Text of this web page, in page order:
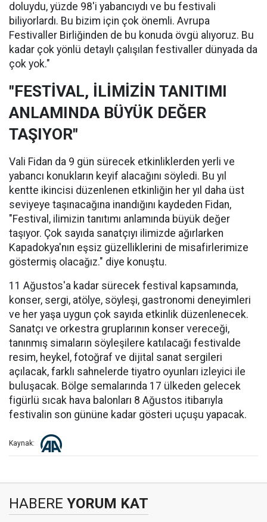
doluydu, yüzde 98'i yabancıydı ve bu festivali
biliyorlardı. Bu bizim için çok önemli. Avrupa
Festivaller Birliğinden de bu konuda övgü alıyoruz. Bu
kadar çok yönlü detaylı çalışılan festivaller dünyada da
çok yok."
"FESTİVAL, İLİMİZİN TANITIMI
ANLAMINDA BÜYÜK DEĞER
TAŞIYOR"
Vali Fidan da 9 gün sürecek etkinliklerden yerli ve
yabancı konukların keyif alacağını söyledi. Bu yıl
kentte ikincisi düzenlenen etkinliğin her yıl daha üst
seviyeye taşınacağına inandığını kaydeden Fidan,
"Festival, ilimizin tanıtımı anlamında büyük değer
taşıyor. Çok sayıda sanatçıyı ilimizde ağırlarken
Kapadokya'nın eşsiz güzelliklerini de misafirlerimize
göstermiş olacağız." diye konuştu.
11 Ağustos'a kadar sürecek festival kapsamında,
konser, sergi, atölye, söyleşi, gastronomi deneyimleri
ve her yaşa uygun çok sayıda etkinlik düzenlenecek.
Sanatçı ve orkestra gruplarının konser vereceği,
tanınmış simaların söyleşilere katılacağı festivalde
resim, heykel, fotoğraf ve dijital sanat sergileri
açılacak, farklı sahnelerde tiyatro oyunları izleyici ile
buluşacak. Bölge semalarında 17 ülkeden gelecek
figürlü sıcak hava balonları 8 Ağustos itibarıyla
festivalin son gününe kadar gösteri uçuşu yapacak.
Kaynak:
HABERE YORUM KAT